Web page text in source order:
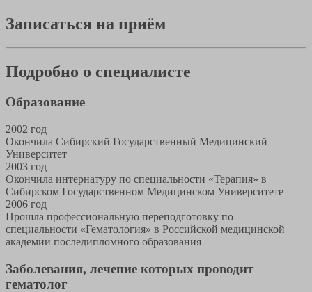
Записаться на приём
Подробно о специалисте
Образование
2002 год
Окончила Сибирский Государственный Медицинский
Университет
2003 год
Окончила интернатуру по специальности «Терапия» в
Сибирском Государственном Медицинском Университете
2006 год
Прошла профессиональную переподготовку по
специальности «Гематология» в Российской медицинской
академии последипломного образования
Заболевания, лечение которых проводит
гематолог